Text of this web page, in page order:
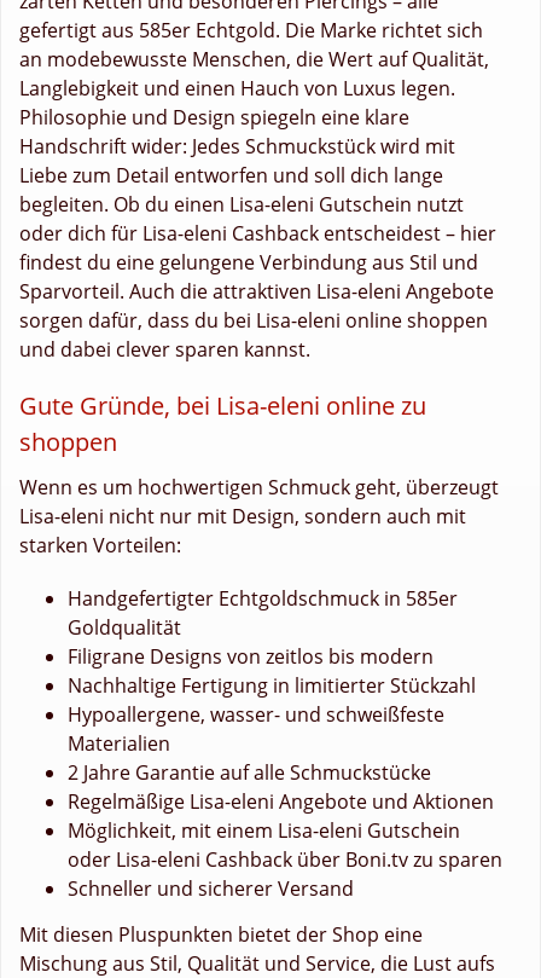
gefertigt aus 585er Echtgold. Die Marke richtet sich
an modebewusste Menschen, die Wert auf Qualität,
Langlebigkeit und einen Hauch von Luxus legen.
Philosophie und Design spiegeln eine klare
Handschrift wider: Jedes Schmuckstück wird mit
Liebe zum Detail entworfen und soll dich lange
begleiten. Ob du einen Lisa-eleni Gutschein nutzt
oder dich für Lisa-eleni Cashback entscheidest – hier
findest du eine gelungene Verbindung aus Stil und
Sparvorteil. Auch die attraktiven Lisa-eleni Angebote
sorgen dafür, dass du bei Lisa-eleni online shoppen
und dabei clever sparen kannst.
Gute Gründe, bei Lisa-eleni online zu
shoppen
Wenn es um hochwertigen Schmuck geht, überzeugt
Lisa-eleni nicht nur mit Design, sondern auch mit
starken Vorteilen:
Handgefertigter Echtgoldschmuck in 585er
Goldqualität
Filigrane Designs von zeitlos bis modern
Nachhaltige Fertigung in limitierter Stückzahl
Hypoallergene, wasser- und schweißfeste
Materialien
2 Jahre Garantie auf alle Schmuckstücke
Regelmäßige Lisa-eleni Angebote und Aktionen
Möglichkeit, mit einem Lisa-eleni Gutschein
oder Lisa-eleni Cashback über Boni.tv zu sparen
Schneller und sicherer Versand
Mit diesen Pluspunkten bietet der Shop eine
Mischung aus Stil, Qualität und Service, die Lust aufs